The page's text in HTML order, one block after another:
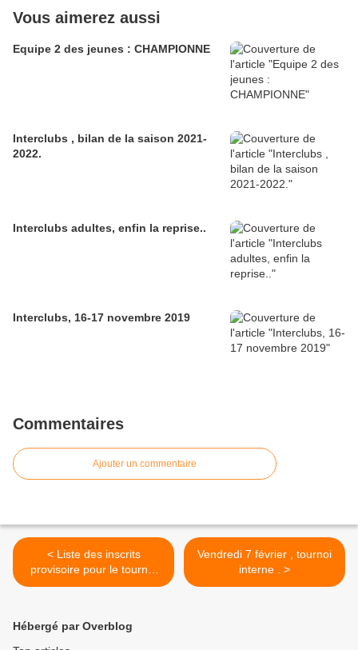
Vous aimerez aussi
Equipe 2 des jeunes : CHAMPIONNE
Interclubs , bilan de la saison 2021-
2022.
Interclubs adultes, enfin la reprise..
Interclubs, 16-17 novembre 2019
Commentaires
Ajouter un commentaire
< Liste des inscrits
provisoire pour le tournoi
Blitz du vendredi 7 février ,
Vendredi 7 février , tournoi
interne . >
Hébergé par Overblog